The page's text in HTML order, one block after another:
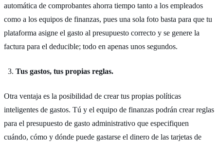
automática de comprobantes ahorra tiempo tanto a los empleados
como a los equipos de finanzas, pues una sola foto basta para que tu
plataforma asigne el gasto al presupuesto correcto y se genere la
factura para el deducible; todo en apenas unos segundos.
Tus gastos, tus propias reglas.
Otra ventaja es la posibilidad de crear tus propias políticas
inteligentes de gastos. Tú y el equipo de finanzas podrán crear reglas
para el presupuesto de gasto administrativo que especifiquen
cuándo, cómo y dónde puede gastarse el dinero de las tarjetas de